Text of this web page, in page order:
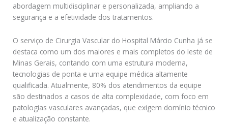
abordagem multidisciplinar e personalizada, ampliando a
segurança e a efetividade dos tratamentos.
O serviço de Cirurgia Vascular do Hospital Márcio Cunha já se
destaca como um dos maiores e mais completos do leste de
Minas Gerais, contando com uma estrutura moderna,
tecnologias de ponta e uma equipe médica altamente
qualificada. Atualmente, 80% dos atendimentos da equipe
são destinados a casos de alta complexidade, com foco em
patologias vasculares avançadas, que exigem domínio técnico
e atualização constante.